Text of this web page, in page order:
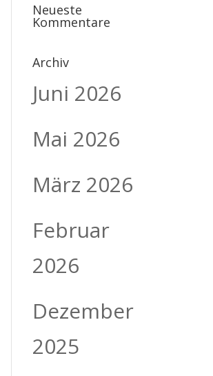
Neueste
Kommentare
Archiv
Juni 2026
Mai 2026
März 2026
Februar
2026
Dezember
2025